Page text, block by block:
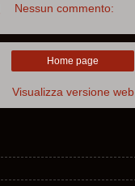
Nessun commento:
Home page
Visualizza versione web